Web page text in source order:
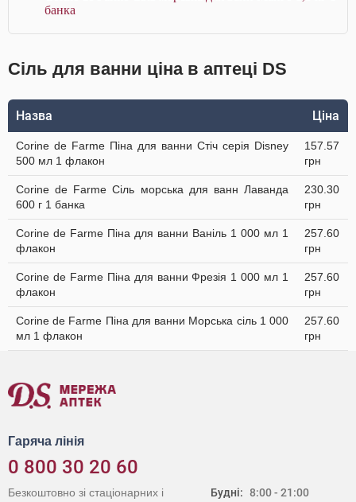
банка
Сіль для ванни ціна в аптеці DS
Назва Ціна
Corine de Farme Піна для ванни Стіч серія Disney
500 мл 1 флакон
157.57
грн
Corine de Farme Сіль морська для ванн Лаванда
600 г 1 банка
230.30
грн
Corine de Farme Піна для ванни Ваніль 1 000 мл 1
флакон
257.60
грн
Corine de Farme Піна для ванни Фрезія 1 000 мл 1
флакон
257.60
грн
Corine de Farme Піна для ванни Морська сіль 1 000
мл 1 флакон
257.60
грн
Гаряча лінія
0 800 30 20 60
Будні: 8:00 - 21:00
Безкоштовно зі стаціонарних і